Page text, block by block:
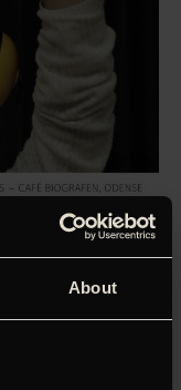
About
tysksprogede